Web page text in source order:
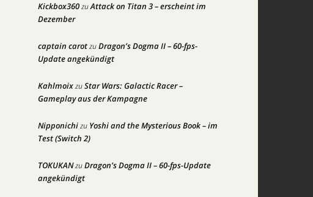
Kickbox360zuAttack on Titan 3 – erscheint im
Dezember
captain carotzuDragon’s Dogma II – 60-fps-
Update angekündigt
KahlmoixzuStar Wars: Galactic Racer –
Gameplay aus der Kampagne
Nipponichizu Yoshi and the Mysterious Book – im
Test (Switch 2)
TOKUKANzuDragon’s Dogma II – 60-fps-Update
angekündigt